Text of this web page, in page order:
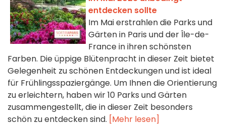
entdecken sollte
Im Mai erstrahlen die Parks und
Gärten in Paris und der Île-de-
France in ihren schönsten
Farben. Die üppige Blütenpracht in dieser Zeit bietet
Gelegenheit zu schönen Entdeckungen und ist ideal
für Frühlingsspaziergänge. Um Ihnen die Orientierung
zu erleichtern, haben wir 10 Parks und Gärten
zusammengestellt, die in dieser Zeit besonders
schön zu entdecken sind. [Mehr lesen]